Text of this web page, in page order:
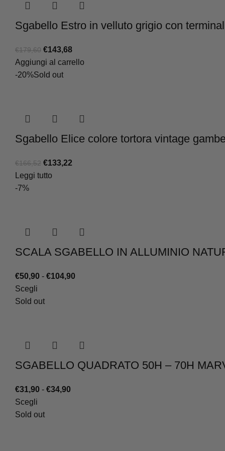
Sgabello Estro in velluto grigio con
€179,60 Il
prezzo
originale
€143,68Il
prezzo
Aggiungi al carrello
-20%Sold out
Sgabello Elice colore tortora vintage
€166,52 Il
prezzo
€133,22
Leggi tutto
-7%
SCALA SGABELLO IN ALLUMINIO
€50,90 - €104,90Fascia
€104,90
Scegli
Sold out
SGABELLO QUADRATO 50H – 70H
€31,90 - €34,90Fascia
Scegli
Sold out